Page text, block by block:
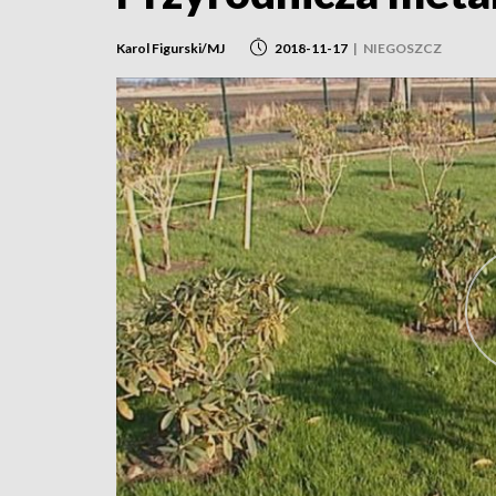
Karol Figurski/MJ 2018-11-17 | NIEGOSZCZ